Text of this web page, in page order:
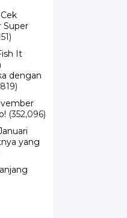
Super
It
dengan
(352,096)
yang